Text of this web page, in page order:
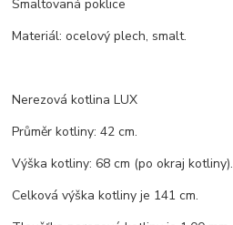
Smaltovaná poklice
Materiál: ocelový plech, smalt.
Nerezová kotlina LUX
Průměr kotliny: 42 cm.
Výška kotliny: 68 cm (po okraj kotliny).
Celková výška kotliny je 141 cm.